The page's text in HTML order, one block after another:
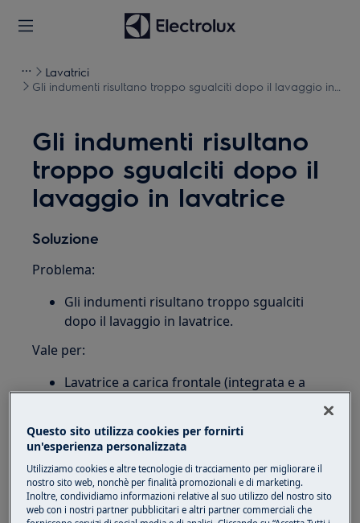
Lavatrici
Gli indumenti risultano troppo sgualciti dopo il lavaggio in
Gli indumenti risultano
troppo sgualciti dopo il
lavaggio in lavatrice
Soluzione
Problema:
Gli indumenti risultano troppo sgualciti
dopo il lavaggio in lavatrice.
Vale per:
Lavatrice a carica frontale (integrata e a
Soluzione:
1. Assicurarsi di non introdurre una quantità
eccessiva di biancheria nel cesto.
Questo sito utilizza cookies per fornirti
un'esperienza personalizzata
Utilizziamo cookies e altre tecnologie di tracciamento per migliorare il
nostro sito web, nonchè per finalità promozionali e di marketing.
Inoltre, condividiamo informazioni relative al suo utilizzo del nostro sito
web con i nostri partner pubblicitari e altri partner commerciali che